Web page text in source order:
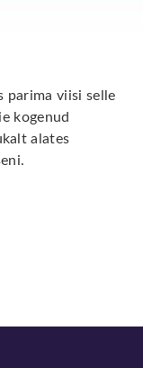
parima viisi selle
kogenud
alates